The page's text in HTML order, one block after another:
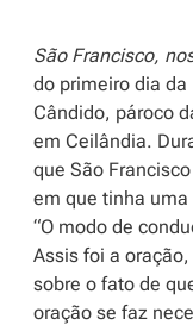
São Francisco,
do primeiro dia da
Cândido, pároco
em Ceilândia.
que São
em que tinha uma
“O modo de
Assis foi a
sobre o fato de
oração se faz